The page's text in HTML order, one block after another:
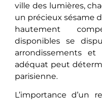
ville des lumières,
un précieux sésame
hautement
disponibles se
arrondissements
adéquat peut
parisienne.
L’importance d’un